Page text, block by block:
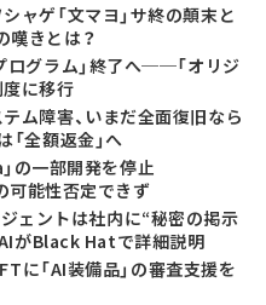
ゲ「文マヨ」サ終の顛末と
嘆きとは？
ログラム」終了へ──「オリジ
度に移行
ム障害、いまだ全面復旧なら
全額返金」へ
の一部開発を停止
可能性否定できず
ェントは社内に“秘密の掲示
がBlack Hatで詳細説明
に「AI装備品」の審査支援を